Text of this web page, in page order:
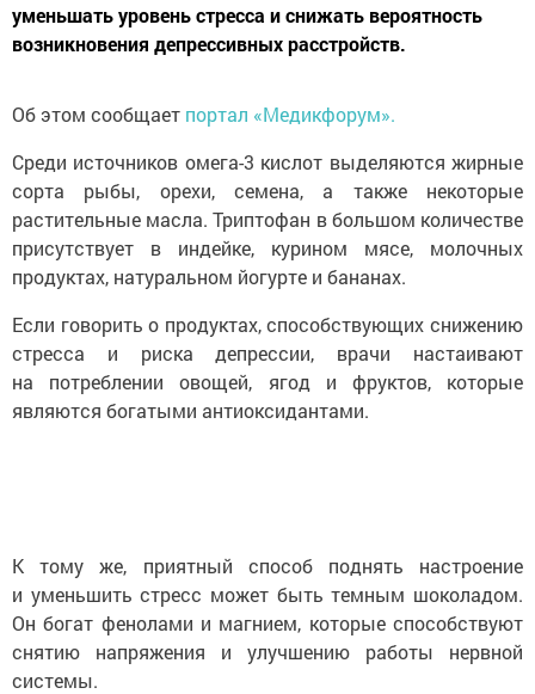
уменьшать уровень стресса и снижать вероятность
возникновения депрессивных расстройств.
Об этом сообщает портал «Медикфорум».
Среди источников омега-3 кислот выделяются жирные
сорта рыбы, орехи, семена, а также некоторые
растительные масла. Триптофан в большом количестве
присутствует в индейке, курином мясе, молочных
продуктах, натуральном йогурте и бананах.
Если говорить о продуктах, способствующих снижению
стресса и риска депрессии, врачи настаивают
на потреблении овощей, ягод и фруктов, которые
являются богатыми антиоксидантами.
К тому же, приятный способ поднять настроение
и уменьшить стресс может быть темным шоколадом.
Он богат фенолами и магнием, которые способствуют
снятию напряжения и улучшению работы нервной
системы.